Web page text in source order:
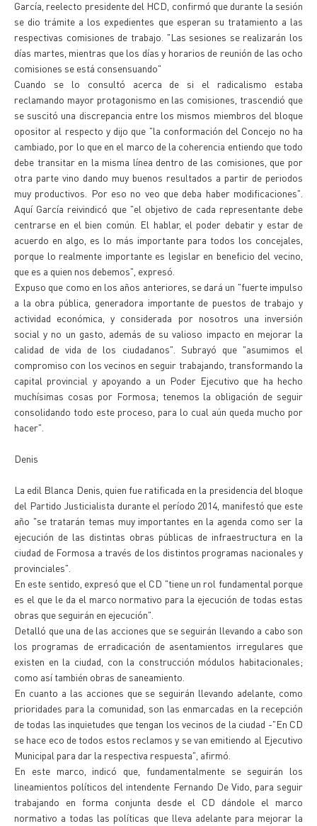
García, reelecto presidente del HCD, confirmó que durante la sesión
se dio trámite a los expedientes que esperan su tratamiento a las
respectivas comisiones de trabajo. "Las sesiones se realizarán los
días martes, mientras que los días y horarios de reunión de las ocho
comisiones se está consensuando"
Cuando se lo consultó acerca de si el radicalismo estaba
reclamando mayor protagonismo en las comisiones, trascendió que
se suscitó una discrepancia entre los mismos miembros del bloque
opositor al respecto y dijo que "la conformación del Concejo no ha
cambiado, por lo que en el marco de la coherencia entiendo que todo
debe transitar en la misma línea dentro de las comisiones, que por
otra parte vino dando muy buenos resultados a partir de periodos
muy productivos. Por eso no veo que deba haber modificaciones".
Aquí García reivindicó que "el objetivo de cada representante debe
centrarse en el bien común. El hablar, el poder debatir y estar de
acuerdo en algo, es lo más importante para todos los concejales,
porque lo realmente importante es legislar en beneficio del vecino,
que es a quien nos debemos", expresó.
Expuso que como en los años anteriores, se dará un "fuerte impulso
a la obra pública, generadora importante de puestos de trabajo y
actividad económica, y considerada por nosotros una inversión
social y no un gasto, además de su valioso impacto en mejorar la
calidad de vida de los ciudadanos". Subrayó que "asumimos el
compromiso con los vecinos en seguir trabajando, transformando la
capital provincial y apoyando a un Poder Ejecutivo que ha hecho
muchísimas cosas por Formosa; tenemos la obligación de seguir
consolidando todo este proceso, para lo cual aún queda mucho por
hacer".
Denis
La edil Blanca Denis, quien fue ratificada en la presidencia del bloque
del Partido Justicialista durante el período 2014, manifestó que este
año "se tratarán temas muy importantes en la agenda como ser la
ejecución de las distintas obras públicas de infraestructura en la
ciudad de Formosa a través de los distintos programas nacionales y
provinciales".
En este sentido, expresó que el CD "tiene un rol fundamental porque
es el que le da el marco normativo para la ejecución de todas estas
obras que seguirán en ejecución".
Detalló que una de las acciones que se seguirán llevando a cabo son
los programas de erradicación de asentamientos irregulares que
existen en la ciudad, con la construcción módulos habitacionales;
como así también obras de saneamiento.
En cuanto a las acciones que se seguirán llevando adelante, como
prioridades para la comunidad, son las enmarcadas en la recepción
de todas las inquietudes que tengan los vecinos de la ciudad -"En CD
se hace eco de todos estos reclamos y se van emitiendo al Ejecutivo
Municipal para dar la respectiva respuesta", afirmó.
En este marco, indicó que, fundamentalmente se seguirán los
lineamientos políticos del intendente Fernando De Vido, para seguir
trabajando en forma conjunta desde el CD dándole el marco
normativo a todas las políticas que lleva adelante para mejorar la